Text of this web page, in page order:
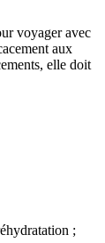
voyager avec
aux
elle doit
;